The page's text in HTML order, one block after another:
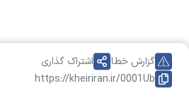
https://kheiriran.ir/0001Ub
گزارش خطا اشتراک گذاری